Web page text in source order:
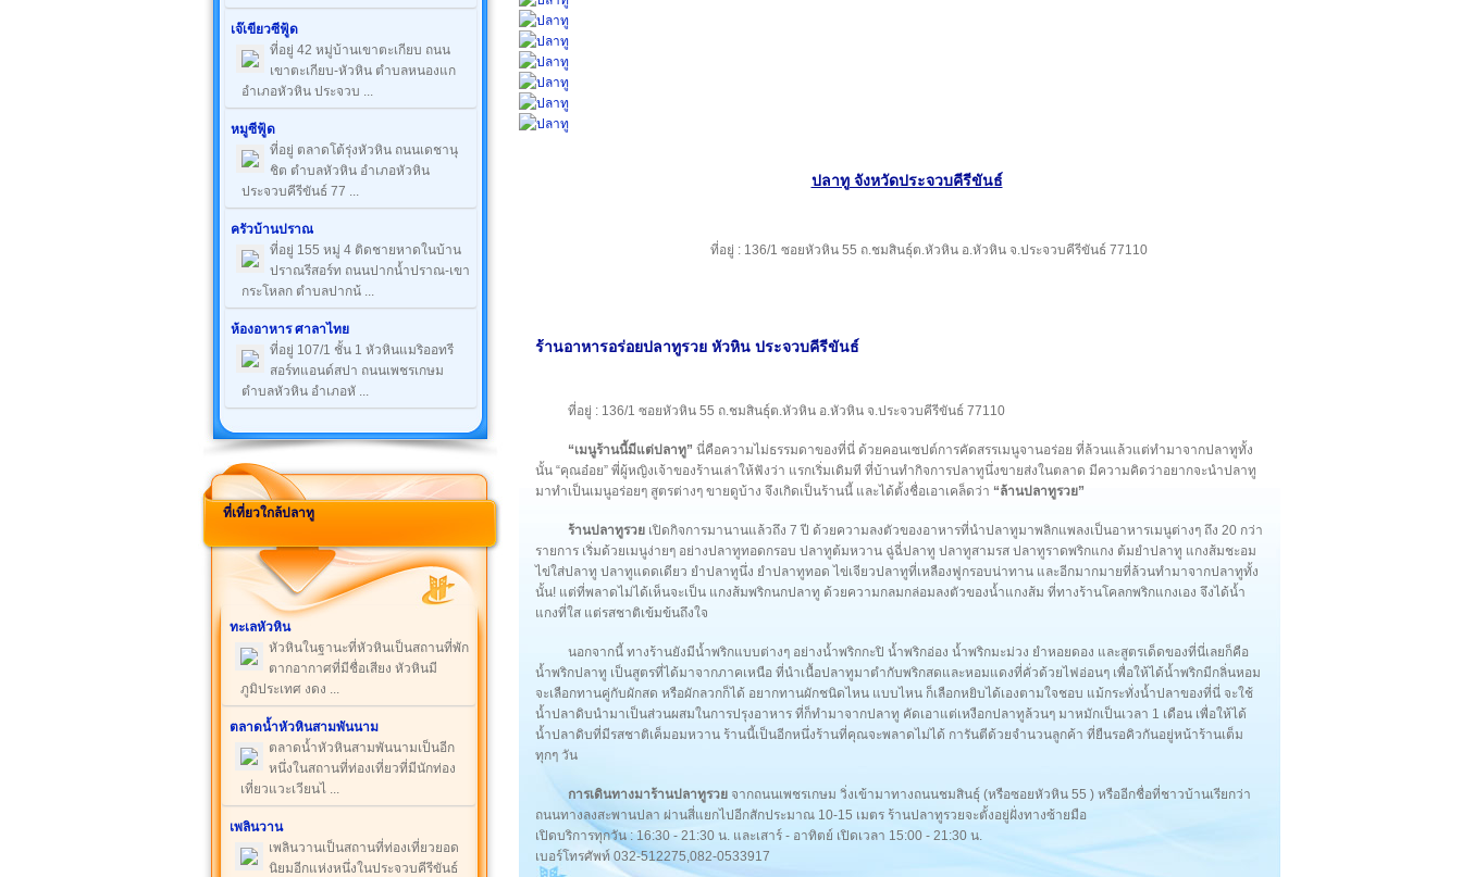
เจ๊เขียวซีฟู้ด
ที่อยู่ 42 หมู่บ้านเขาตะเกียบ ถนน
เขาตะเกียบ-หัวหิน ตำบลหนองแก
อำเภอหัวหิน ประจวบ ...
หมูซีฟู้ด
ที่อยู่ ตลาดโต้รุ่งหัวหิน ถนนเดชานุ
ชิต ตำบลหัวหิน อำเภอหัวหิน
ประจวบคีรีขันธ์ 77 ...
ครัวบ้านปราณ
ที่อยู่ 155 หมู่ 4 ติดชายหาดในบ้าน
ปราณรีสอร์ท ถนนปากน้ำปราณ-เขา
กระโหลก ตำบลปากน้ ...
ห้องอาหาร ศาลาไทย
ที่อยู่ 107/1 ชั้น 1 หัวหินแมริออทรี
สอร์ทแอนด์สปา ถนนเพชรเกษม
ตำบลหัวหิน อำเภอหั ...
ที่เที่ยวใกล้ปลาทู
ทะเลหัวหิน
หัวหินในฐานะที่หัวหินเป็นสถานที่พัก
ตากอากาศที่มีชื่อเสียง หัวหินมี
ภูมิประเทศ งดง ...
ตลาดน้ำหัวหินสามพันนาม
ตลาดน้ำหัวหินสามพันนามเป็นอีก
หนึ่งในสถานที่ท่องเที่ยวที่มีนักท่อง
เที่ยวแวะเวียนไ ...
เพลินวาน
เพลินวานเป็นสถานที่ท่องเที่ยวยอด
นิยมอีกแห่งหนึ่งในประจวบคีรีขันธ์
ปลาทู จังหวัดประจวบคีรีขันธ์
ที่อยู่ : 136/1 ซอยหัวหิน 55 ถ.ชมสินธุ์ต.หัวหิน อ.หัวหิน จ.ประจวบคีรีขันธ์ 77110
ร้านอาหารอร่อยปลาทูรวย หัวหิน ประจวบคีรีขันธ์
ที่อยู่ : 136/1 ซอยหัวหิน 55 ถ.ชมสินธุ์ต.หัวหิน อ.หัวหิน จ.ประจวบคีรีขันธ์ 77110
“เมนูร้านนี้มีแต่ปลาทู” นี่คือความไม่ธรรมดาของที่นี่ ด้วยคอนเซปต์การคัดสรรเมนูจานอร่อย ที่ล้วนแล้วแต่ทำมาจากปลาทูทั้ง
นั้น “คุณอ๋อย” พี่ผู้หญิงเจ้าของร้านเล่าให้ฟังว่า แรกเริ่มเดิมที ที่บ้านทำกิจการปลาทูนึ่งขายส่งในตลาด มีความคิดว่าอยากจะนำปลาทู
มาทำเป็นเมนูอร่อยๆ สูตรต่างๆ ขายดูบ้าง จึงเกิดเป็นร้านนี้ และได้ตั้งชื่อเอาเคล็ดว่า “ล้านปลาทูรวย”
ร้านปลาทูรวย เปิดกิจการมานานแล้วถึง 7 ปี ด้วยความลงตัวของอาหารที่นำปลาทูมาพลิกแพลงเป็นอาหารเมนูต่างๆ ถึง 20 กว่า
รายการ เริ่มด้วยเมนูง่ายๆ อย่างปลาทูทอดกรอบ ปลาทูต้มหวาน ฉู่ฉี่ปลาทู ปลาทูสามรส ปลาทูราดพริกแกง ต้มยำปลาทู แกงส้มชะอม
ไข่ใส่ปลาทู ปลาทูแดดเดียว ยำปลาทูนึ่ง ยำปลาทูทอด ไข่เจียวปลาทูที่เหลืองฟูกรอบน่าทาน และอีกมากมายที่ล้วนทำมาจากปลาทูทั้ง
นั้น! แต่ที่พลาดไม่ได้เห็นจะเป็น แกงส้มพริกนกปลาทู ด้วยความกลมกล่อมลงตัวของน้ำแกงส้ม ที่ทางร้านโคลกพริกแกงเอง จึงได้น้ำ
แกงที่ใส แต่รสชาติเข้มข้นถึงใจ
นอกจากนี้ ทางร้านยังมีน้ำพริกแบบต่างๆ อย่างน้ำพริกกะปิ น้ำพริกอ่อง น้ำพริกมะม่วง ยำหอยดอง และสูตรเด็ดของที่นี่เลยก็คือ
น้ำพริกปลาทู เป็นสูตรที่ได้มาจากภาคเหนือ ที่นำเนื้อปลาทูมาตำกับพริกสดและหอมแดงที่คั่วด้วยไฟอ่อนๆ เพื่อให้ได้น้ำพริกมีกลิ่นหอม
จะเลือกทานคู่กับผักสด หรือผักลวกก็ได้ อยากทานผักชนิดไหน แบบไหน ก็เลือกหยิบได้เองตามใจชอบ แม้กระทั่งน้ำปลาของที่นี่ จะใช้
น้ำปลาดิบนำมาเป็นส่วนผสมในการปรุงอาหาร ที่ก็ทำมาจากปลาทู คัดเอาแต่เหงือกปลาทูล้วนๆ มาหมักเป็นเวลา 1 เดือน เพื่อให้ได้
น้ำปลาดิบที่มีรสชาติเค็มอมหวาน ร้านนี้เป็นอีกหนึ่งร้านที่คุณจะพลาดไม่ได้ การันตีด้วยจำนวนลูกค้า ที่ยืนรอคิวกันอยู่หน้าร้านเต็ม
ทุกๆ วัน
การเดินทางมาร้านปลาทูรวย จากถนนเพชรเกษม วิ่งเข้ามาทางถนนชมสินธุ์ (หรือซอยหัวหิน 55 ) หรืออีกชื่อที่ชาวบ้านเรียกว่า
ถนนทางลงสะพานปลา ผ่านสี่แยกไปอีกสักประมาณ 10-15 เมตร ร้านปลาทูรวยจะตั้งอยู่ฝั่งทางซ้ายมือ
เปิดบริการทุกวัน : 16:30 - 21:30 น. และเสาร์ - อาทิตย์ เปิดเวลา 15:00 - 21:30 น.
เบอร์โทรศัพท์ 032-512275,082-0533917